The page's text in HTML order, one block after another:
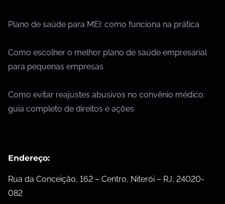
Plano de saúde para MEI: como funciona na prática
Como escolher o melhor plano de saúde empresarial
para pequenas empresas
Como evitar reajustes abusivos no convênio médico:
guia completo de direitos e ações
Endereço:
Rua da Conceição, 162 – Centro, Niterói – RJ, 24020-
082